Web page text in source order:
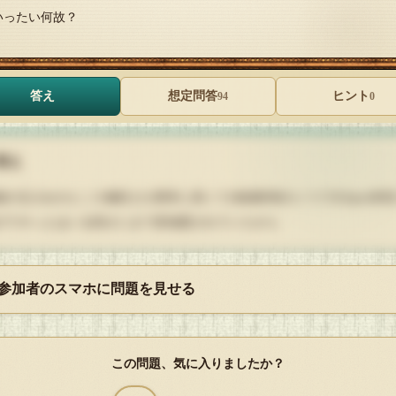
ったい何故？
答え 想定問答94 ヒント 0
Q
解答を開封する
タップで封を割る
加者のスマホに問題を見せる
この問題、気に入りましたか？